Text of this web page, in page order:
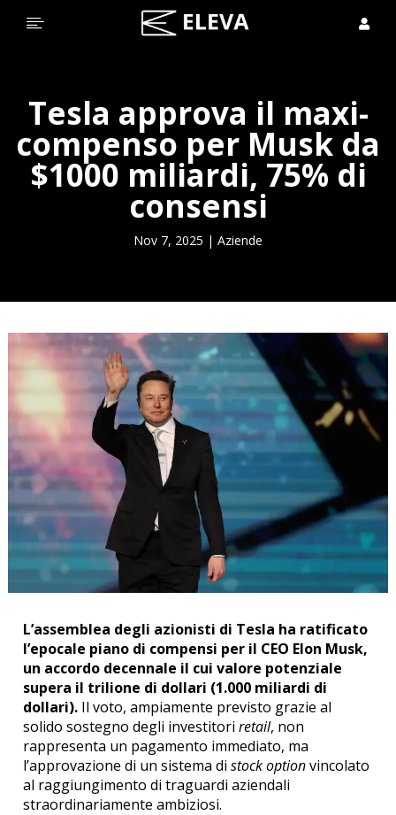
 
Tesla approva il maxi-
compenso per Musk da
$1000 miliardi, 75% di
consensi
Nov 7, 2025 | Aziende
L’assemblea degli azionisti di Tesla ha ratificato
l’epocale piano di compensi per il CEO Elon Musk,
un accordo decennale il cui valore potenziale
supera il trilione di dollari (1.000 miliardi di
dollari). Il voto, ampiamente previsto grazie al
solido sostegno degli investitoriretail, non
rappresenta un pagamento immediato, ma
l’approvazione di un sistema distock optionvincolato
al raggiungimento di traguardi aziendali
straordinariamente ambiziosi.